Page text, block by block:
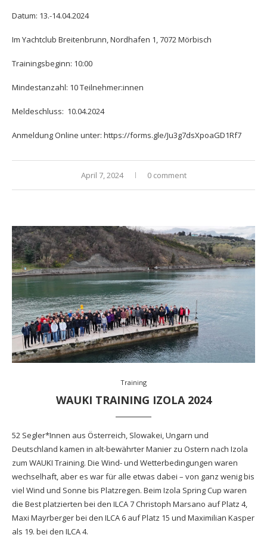
Datum: 13.-14.04.2024
Im Yachtclub Breitenbrunn, Nordhafen 1, 7072 Mörbisch
Trainingsbeginn: 10:00
Mindestanzahl: 10 Teilnehmer:innen
Meldeschluss: 10.04.2024
Anmeldung Online unter: https://forms.gle/Ju3g7dsXpoaGD1Rf7
April 7, 2024 0 comment
Training
WAUKI TRAINING IZOLA 2024
52 Segler*Innen aus Österreich, Slowakei, Ungarn und
Deutschland kamen in alt-bewährter Manier zu Ostern nach Izola
zum WAUKI Training. Die Wind- und Wetterbedingungen waren
wechselhaft, aber es war für alle etwas dabei – von ganz wenig bis
viel Wind und Sonne bis Platzregen. Beim Izola Spring Cup waren
die Best platzierten bei den ILCA 7 Christoph Marsano auf Platz 4,
Maxi Mayrberger bei den ILCA 6 auf Platz 15 und Maximilian Kasper
als 19. bei den ILCA 4.